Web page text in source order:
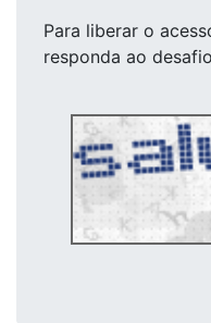
Para liberar o
responda ao